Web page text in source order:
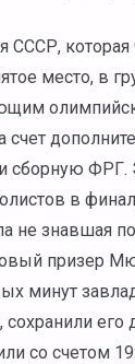
СССР,
место, в
счет
сборную
в
не знавшая
призер
минут
его
со счетом